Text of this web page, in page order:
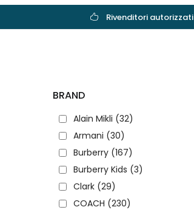
Rivenditori autorizzati
BRAND
Alain Mikli (32)
Armani (30)
Burberry (167)
Burberry Kids (3)
Clark (29)
COACH (230)